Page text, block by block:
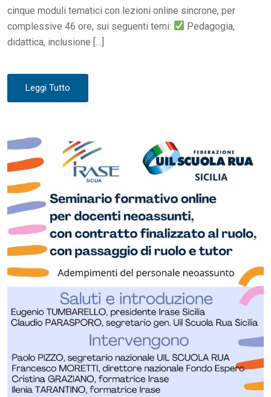
cinque moduli tematici con lezioni online sincrone, per
complessive 46 ore, sui seguenti temi:
Pedagogia,
didattica, inclusione […]
Leggi Tutto